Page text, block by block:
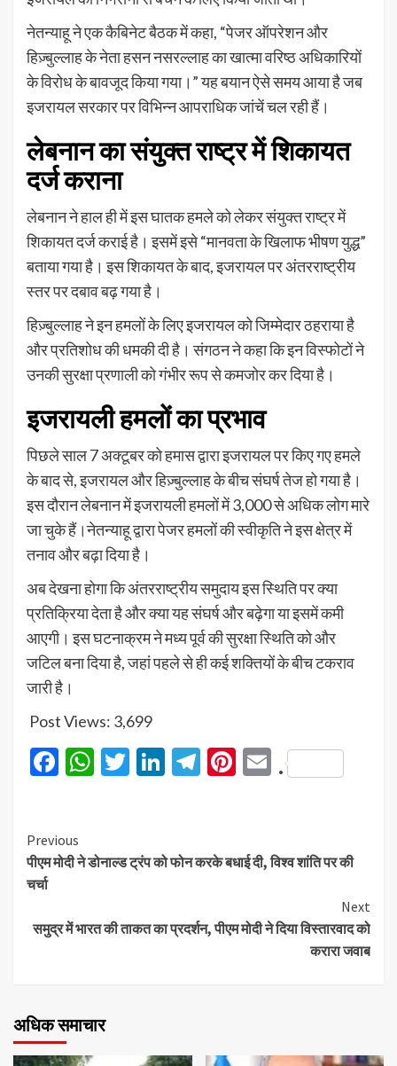
नेतन्याहू ने एक कैबिनेट बैठक में कहा, “पेजर ऑपरेशन और
हिज़्बुल्लाह के नेता हसन नसरल्लाह का खात्मा वरिष्ठ अधिकारियों
के विरोध के बावजूद किया गया।” यह बयान ऐसे समय आया है जब
इजरायल सरकार पर विभिन्न आपराधिक जांचें चल रही हैं।
लेबनान का संयुक्त राष्ट्र में शिकायत
दर्ज कराना
लेबनान ने हाल ही में इस घातक हमले को लेकर संयुक्त राष्ट्र में
शिकायत दर्ज कराई है। इसमें इसे “मानवता के खिलाफ भीषण युद्ध”
बताया गया है। इस शिकायत के बाद, इजरायल पर अंतरराष्ट्रीय
स्तर पर दबाव बढ़ गया है।
हिज़्बुल्लाह ने इन हमलों के लिए इजरायल को जिम्मेदार ठहराया है
और प्रतिशोध की धमकी दी है। संगठन ने कहा कि इन विस्फोटों ने
उनकी सुरक्षा प्रणाली को गंभीर रूप से कमजोर कर दिया है।
इजरायली हमलों का प्रभाव
पिछले साल 7 अक्टूबर को हमास द्वारा इजरायल पर किए गए हमले
के बाद से, इजरायल और हिज़्बुल्लाह के बीच संघर्ष तेज हो गया है।
इस दौरान लेबनान में इजरायली हमलों में 3,000 से अधिक लोग मारे
जा चुके हैं।नेतन्याहू द्वारा पेजर हमलों की स्वीकृति ने इस क्षेत्र में
तनाव और बढ़ा दिया है।
अब देखना होगा कि अंतरराष्ट्रीय समुदाय इस स्थिति पर क्या
प्रतिक्रिया देता है और क्या यह संघर्ष और बढ़ेगा या इसमें कमी
आएगी। इस घटनाक्रम ने मध्य पूर्व की सुरक्षा स्थिति को और
जटिल बना दिया है, जहां पहले से ही कई शक्तियों के बीच टकराव
जारी है।
Post Views: 3,699
Facebook
WhatsApp
Twitter
LinkedIn
Telegram
Pinterest
Email
.
Previous
पीएम मोदी ने डोनाल्ड ट्रंप को फोन करके बधाई दी, विश्व शांति पर की
चर्चा
Next
समुद्र में भारत की ताकत का प्रदर्शन, पीएम मोदी ने दिया विस्तारवाद को
करारा जवाब
अधिक समाचार